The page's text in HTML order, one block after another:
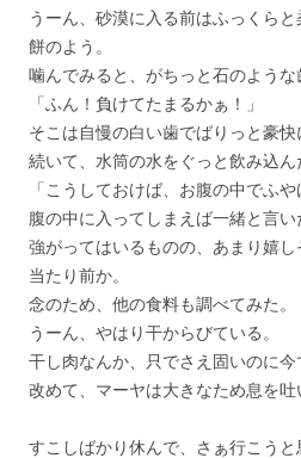
うーん、砂漠に入る前はふっくら
餅のよう。
噛んでみると、がちっと石のような
「ふん！負けてたまるかぁ！」
そこは自慢の白い歯でばりっと豪快
続いて、水筒の水をぐっと飲み込ん
「こうしておけば、お腹の中でふや
腹の中に入ってしまえば一緒と言い
強がってはいるものの、あまり嬉し
当たり前か。
念のため、他の食料も調べてみた。
うーん、やはり干からびている。
干し肉なんか、只でさえ固いのに今
改めて、マーヤは大きなため息を吐
すこしばかり休んで、さぁ行こう